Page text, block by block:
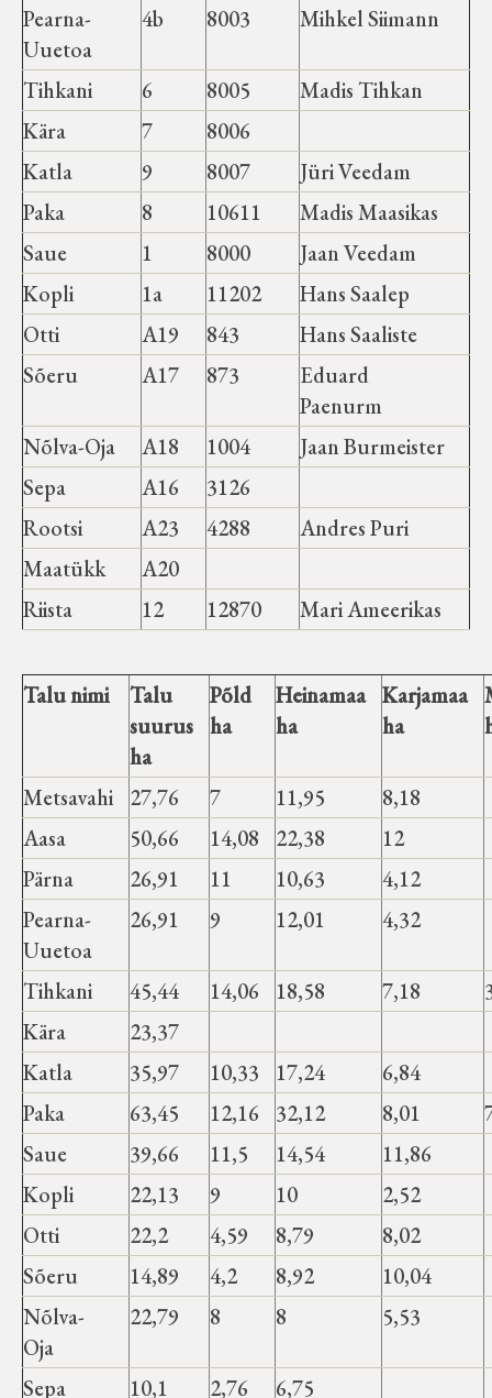
Pearna-
Uuetoa
4b 8003 Mihkel Siimann
Tihkani 6 8005
Madis Tihkan
Kära
7
8006
Katla
9 8007
Jüri Veedam
Paka
8 10611
Madis Maasikas
Saue
1 8000
Jaan Veedam
Kopli
1a 11202
Hans Saalep
Otti
A19 843
Hans Saaliste
Sõeru
A17 873
Eduard
Paenurm
Nõlva-Oja
A18 1004
Jaan Burmeister
Sepa
A16
3126
Rootsi
A23 4288
Andres Puri
Maatükk
A20
Riista
12 12870 Mari Ameerikas
Talu nimi
Talu
suurus
ha
Põld
ha
Heinamaa
ha
Karjamaa
ha
Metsavahi 27,76 7 11,95
8,18
Aasa
50,66 14,08 22,38
12
Pärna
26,91 11 10,63
4,12
Pearna-
Uuetoa
26,91 9 12,01 4,32
Tihkani 45,44 14,06 18,58 7,18
Kära
23,37
Katla
35,97 10,33 17,24
6,84
Paka
63,45 12,16 32,12 8,01
Saue
39,66 11,5 14,54
11,86
Kopli
22,13 9 10
2,52
Otti
22,2 4,59 8,79
8,02
Sõeru
14,89 4,2 8,92
10,04
Nõlva-
Oja
22,79 8 8 5,53
Sepa 10,1 2,76 6,75